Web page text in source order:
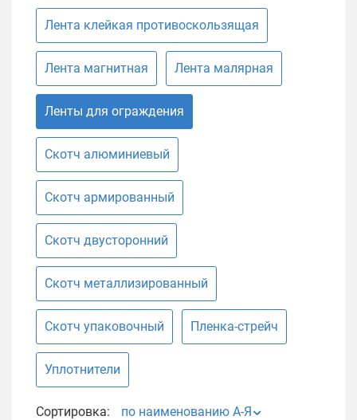
Лента клейкая противоскользящая
Лента магнитная Лента малярная
Ленты для ограждения
Скотч алюминиевый
Скотч армированный
Скотч двусторонний
Скотч металлизированный
Скотч упаковочный Пленка-стрейч
Уплотнители
Сортировка: по наименованию А-Я